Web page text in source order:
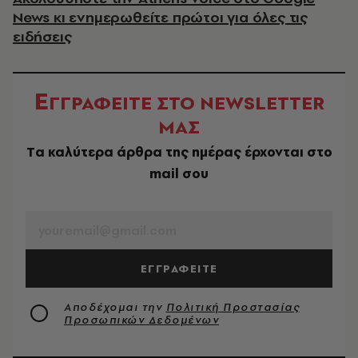
News κι ενημερωθείτε πρώτοι για όλες τις
ειδήσεις
ΕΓΓΡΑΦΕΙΤΕ ΣΤΟ NEWSLETTER
ΜΑΣ
Tα καλύτερα άρθρα της ημέρας έρχονται στο
mail σου
ΕΓΓΡΑΦΕΙΤΕ
Αποδέχομαι την Πολιτική Προστασίας
Προσωπικών Δεδομένων